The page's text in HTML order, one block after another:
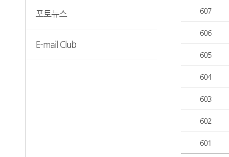
포토뉴스
E-mail Club
607
606
605
604
603
602
601